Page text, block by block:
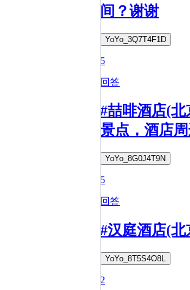
间？谢谢
YoYo_3Q7T4F1D
5
回答
#喆啡酒店(
景点，酒店
YoYo_8G0J4T9N
5
回答
#汉庭酒店(
YoYo_8T5S4O8L
2